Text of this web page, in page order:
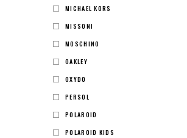
MICHAEL KORS
MISSONI
MOSCHINO
OAKLEY
OXYDO
PERSOL
POLAROID
POLAROID KIDS